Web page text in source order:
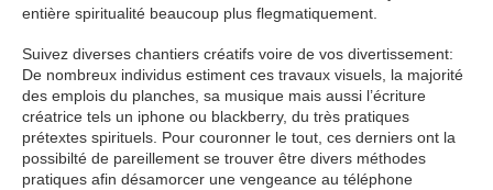
entière spiritualité beaucoup plus flegmatiquement.
Suivez diverses chantiers créatifs voire de vos divertissement:
De nombreux individus estiment ces travaux visuels, la majorité
des emplois du planches, sa musique mais aussi l’écriture
créatrice tels un iphone ou blackberry, du très pratiques
prétextes spirituels. Pour couronner le tout, ces derniers ont la
possibilté de pareillement se trouver être divers méthodes
pratiques afin désamorcer une vengeance au téléphone